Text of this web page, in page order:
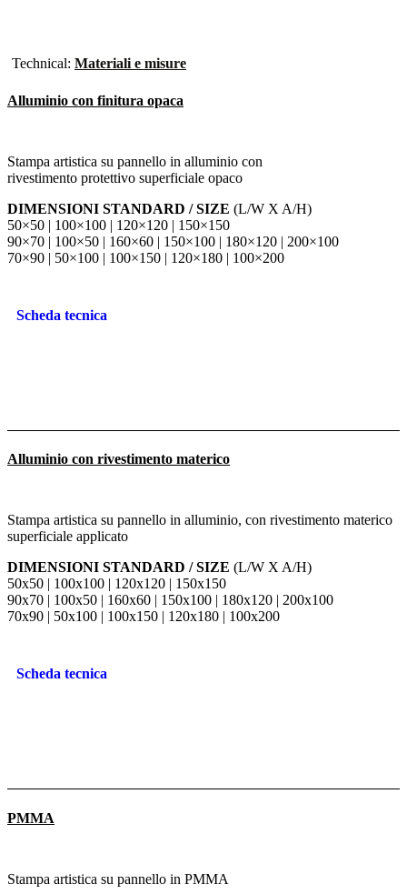
Technical: Materiali e misure
Alluminio con finitura opaca
Stampa artistica su pannello in alluminio con
rivestimento protettivo superficiale opaco
DIMENSIONI STANDARD / SIZE (L/W X A/H)
50×50 | 100×100 | 120×120 | 150×150
90×70 | 100×50 | 160×60 | 150×100 | 180×120 | 200×100
70×90 | 50×100 | 100×150 | 120×180 | 100×200
Scheda tecnica
Alluminio con rivestimento materico
Stampa artistica su pannello in alluminio, con rivestimento materico
superficiale applicato
DIMENSIONI STANDARD / SIZE (L/W X A/H)
50x50 | 100x100 | 120x120 | 150x150
90x70 | 100x50 | 160x60 | 150x100 | 180x120 | 200x100
70x90 | 50x100 | 100x150 | 120x180 | 100x200
Scheda tecnica
PMMA
Stampa artistica su pannello in PMMA